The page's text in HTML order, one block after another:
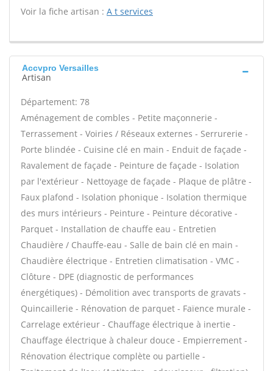
Voir la fiche artisan : A t services
Accvpro Versailles
Artisan
Département: 78
Aménagement de combles - Petite maçonnerie -
Terrassement - Voiries / Réseaux externes - Serrurerie -
Porte blindée - Cuisine clé en main - Enduit de façade -
Ravalement de façade - Peinture de façade - Isolation
par l'extérieur - Nettoyage de façade - Plaque de plâtre -
Faux plafond - Isolation phonique - Isolation thermique
des murs intérieurs - Peinture - Peinture décorative -
Parquet - Installation de chauffe eau - Entretien
Chaudière / Chauffe-eau - Salle de bain clé en main -
Chaudière électrique - Entretien climatisation - VMC -
Clôture - DPE (diagnostic de performances
énergétiques) - Démolition avec transports de gravats -
Quincaillerie - Rénovation de parquet - Faïence murale -
Carrelage extérieur - Chauffage électrique à inertie -
Chauffage électrique à chaleur douce - Empierrement -
Rénovation électrique complète ou partielle -